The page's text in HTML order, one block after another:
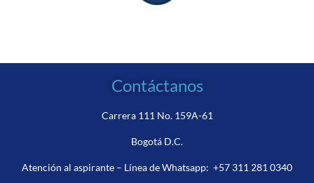
Contáctanos
Carrera 111 No. 159A-61
Bogotá D.C.
Atención al aspirante – Línea de Whatsapp: +57 311 281 0340